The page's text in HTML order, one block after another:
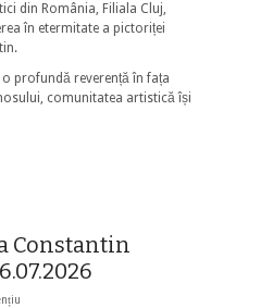
din România, Filiala Cluj,
în etermitate a pictoriței
profundă reverență în fața
comunitatea artistică își
Constantin